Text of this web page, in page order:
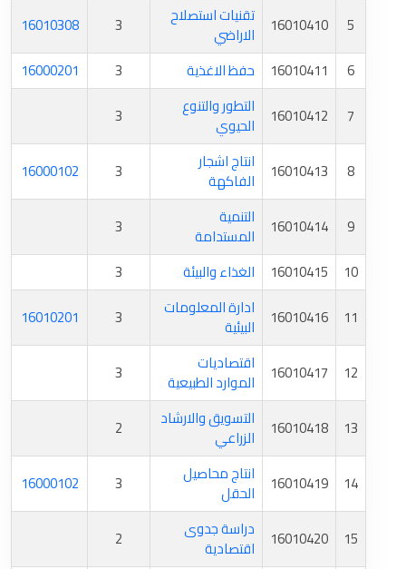
5
16010410 تقنيات استصلاح
الاراضي 3
16010308
6
16010411 حفظ الاغذية 3
16000201
7
16010412 التطور والتنوع
الحيوي 3
8
16010413 انتاج اشجار
الفاكهة 3
16000102
9
16010414 التنمية
المستدامة
3
10
16010415 الغذاء والبيئة
3
11
16010416 ادارة المعلومات
البيئية 3
16010201
12
16010417 اقتصاديات
الموارد الطبيعية 3
13
16010418 التسويق والارشاد
الزراعي 2
14
16010419 انتاج محاصيل
الحقل 3
16000102
15
16010420 دراسة جدوى
اقتصادية 2